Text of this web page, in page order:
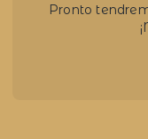
Pronto